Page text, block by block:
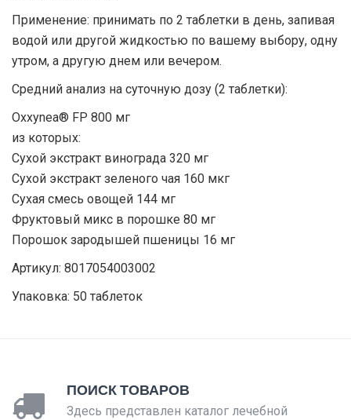
Применение: принимать по 2 таблетки в день, запивая
водой или другой жидкостью по вашему выбору, одну
утром, а другую днем ​​или вечером.
Средний анализ на суточную дозу (2 таблетки):
Oxxynea® FP 800 мг
из которых:
Сухой экстракт винограда 320 мг
Сухой экстракт зеленого чая 160 мкг
Сухая смесь овощей 144 мг
Фруктовый микс в порошке 80 мг
Порошок зародышей пшеницы 16 мг
Артикул: 8017054003002
Упаковка: 50 таблеток
ПОИСК ТОВАРОВ
Здесь представлен каталог лечебной